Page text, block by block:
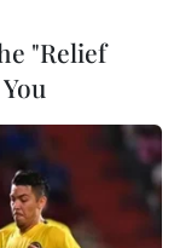
Xúc tiến thương
"Relief